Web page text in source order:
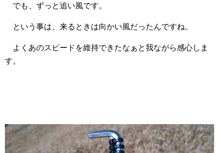
でも、ずっと追い風です。
という事は、来るときは向かい風だったんですね。
よくあのスピードを維持できたなぁと我ながら感心しま
す。